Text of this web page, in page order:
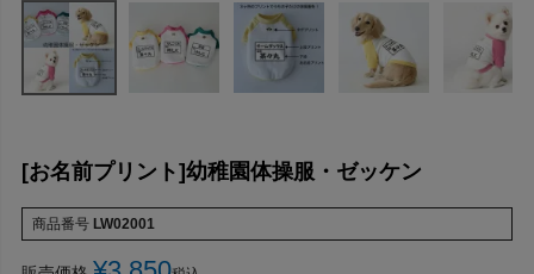
[お名前プリント]幼稚園体操服・ゼッケン
商品番号 LW02001